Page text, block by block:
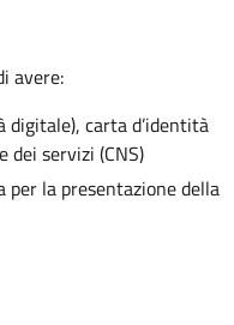
avere:
digitale), carta d’identità
dei servizi (CNS)
la presentazione della